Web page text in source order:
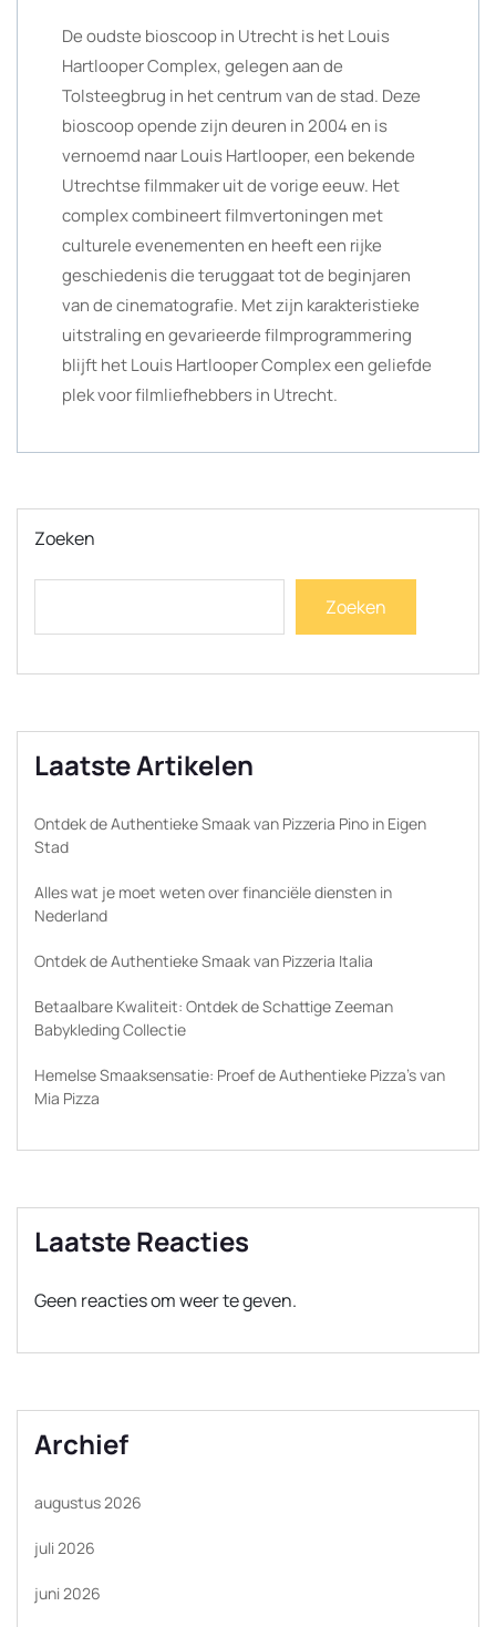
De oudste bioscoop in Utrecht is het Louis
Hartlooper Complex, gelegen aan de
Tolsteegbrug in het centrum van de stad. Deze
bioscoop opende zijn deuren in 2004 en is
vernoemd naar Louis Hartlooper, een bekende
Utrechtse filmmaker uit de vorige eeuw. Het
complex combineert filmvertoningen met
culturele evenementen en heeft een rijke
geschiedenis die teruggaat tot de beginjaren
van de cinematografie. Met zijn karakteristieke
uitstraling en gevarieerde filmprogrammering
blijft het Louis Hartlooper Complex een geliefde
plek voor filmliefhebbers in Utrecht.
Zoeken
Zoeken
Laatste Artikelen
Ontdek de Authentieke Smaak van Pizzeria Pino in Eigen
Stad
Alles wat je moet weten over financiële diensten in
Nederland
Ontdek de Authentieke Smaak van Pizzeria Italia
Betaalbare Kwaliteit: Ontdek de Schattige Zeeman
Babykleding Collectie
Hemelse Smaaksensatie: Proef de Authentieke Pizza’s van
Mia Pizza
Laatste Reacties
Geen reacties om weer te geven.
Archief
augustus 2026
juli 2026
juni 2026